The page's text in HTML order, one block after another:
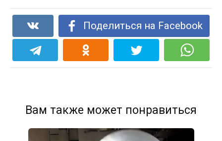
Поделиться на Facebook
Вам также может понравиться